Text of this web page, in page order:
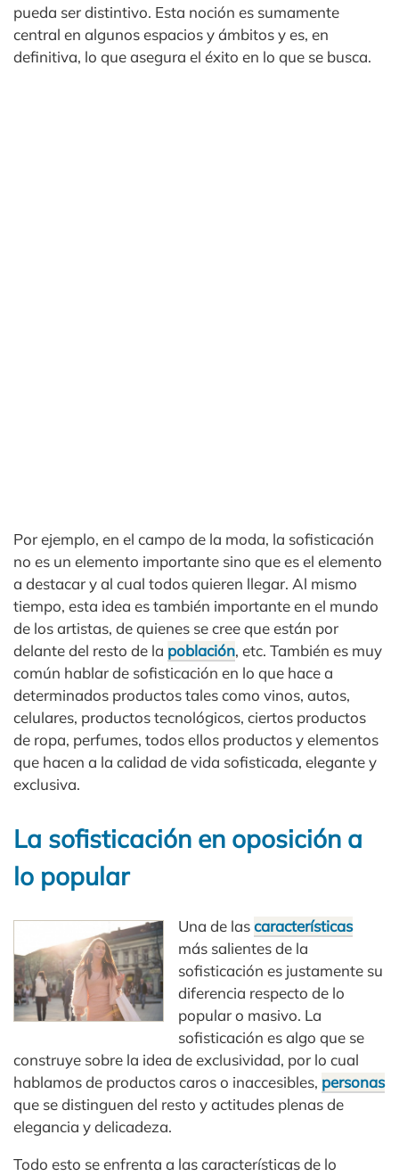
pueda ser distintivo. Esta noción es sumamente
central en algunos espacios y ámbitos y es, en
definitiva, lo que asegura el éxito en lo que se busca.
Por ejemplo, en el campo de la moda, la sofisticación
no es un elemento importante sino que es el elemento
a destacar y al cual todos quieren llegar. Al mismo
tiempo, esta idea es también importante en el mundo
de los artistas, de quienes se cree que están por
delante del resto de la población, etc. También es muy
común hablar de sofisticación en lo que hace a
determinados productos tales como vinos, autos,
celulares, productos tecnológicos, ciertos productos
de ropa, perfumes, todos ellos productos y elementos
que hacen a la calidad de vida sofisticada, elegante y
exclusiva.
La sofisticación en oposición a
lo popular
Una de lascaracterísticas
más salientes de la
sofisticación es justamente su
diferencia respecto de lo
popular o masivo. La
sofisticación es algo que se
construye sobre la idea de exclusividad, por lo cual
hablamos de productos caros o inaccesibles, personas
que se distinguen del resto y actitudes plenas de
elegancia y delicadeza.
Todo esto se enfrenta a las características de lo